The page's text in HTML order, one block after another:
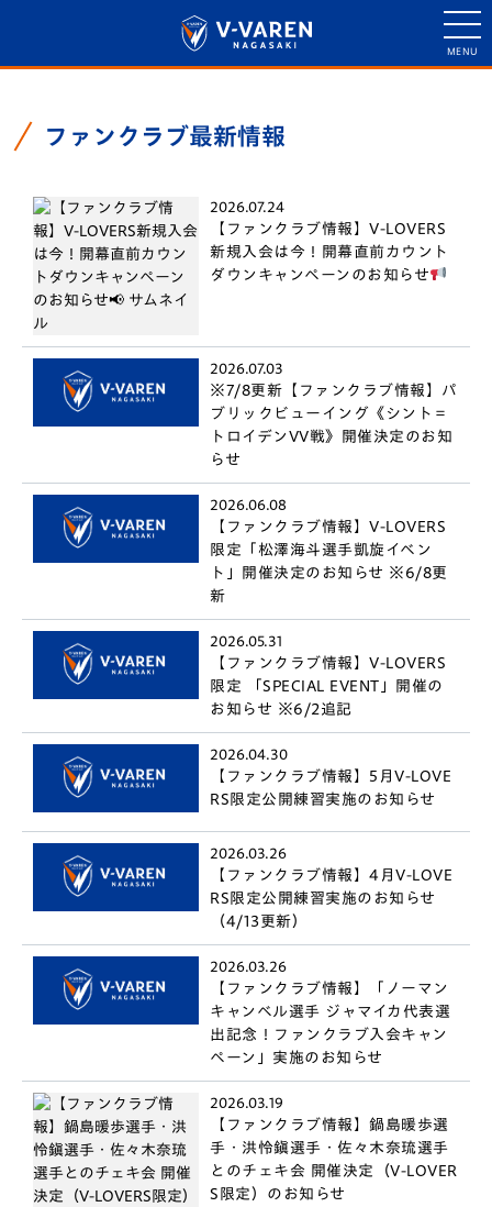
ファンクラブ最新情報
2026.07.24
【ファンクラブ情報】V-LOVERS
新規入会は今！開幕直前カウント
ダウンキャンペーンのお知らせ
2026.07.03
※7/8更新【ファンクラブ情報】パ
ブリックビューイング《シント＝
トロイデンVV戦》開催決定のお知
らせ
2026.06.08
【ファンクラブ情報】V-LOVERS
限定「松澤海斗選手凱旋イベン
ト」開催決定のお知らせ ※6/8更
新
2026.05.31
【ファンクラブ情報】V-LOVERS
限定 「SPECIAL EVENT」開催の
お知らせ ※6/2追記
2026.04.30
【ファンクラブ情報】5月V-LOVE
RS限定公開練習実施のお知らせ
2026.03.26
【ファンクラブ情報】4月V-LOVE
RS限定公開練習実施のお知らせ
（4/13更新）
2026.03.26
【ファンクラブ情報】「ノーマン
キャンベル選手 ジャマイカ代表選
出記念！ファンクラブ入会キャン
ペーン」実施のお知らせ
2026.03.19
【ファンクラブ情報】鍋島暖歩選
手・洪怜鎭選手・佐々木奈琉選手
とのチェキ会 開催決定（V-LOVER
S限定）のお知らせ